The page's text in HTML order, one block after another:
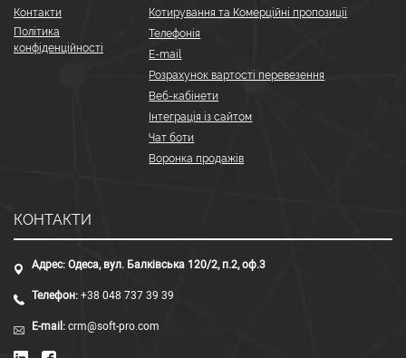
Контакти
Політика
конфіденційності
Котирування та Комерційні пропозиції
Телефонія
E-mail
Розрахунок вартості перевезення
Веб-кабінети
Інтеграція із сайтом
Чат боти
Воронка продажів
КОНТАКТИ
Адрес: Одеса, вул. Балківська 120/2, п.2, оф.3
Телефон: +38 048 737 39 39
E-mail: crm@soft-pro.com